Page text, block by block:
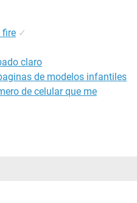
fire ✓
claro
de modelos infantiles
de celular que me